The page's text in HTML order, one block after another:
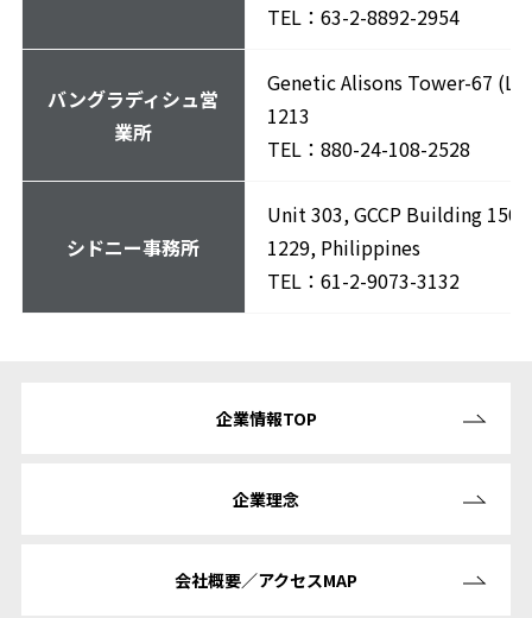
TEL：63-2-8892-2954
バングラディシュ営
業所
Genetic Alisons Tower-67
1213
TEL：880-24-108-2528
シドニー事務所
Unit 303, GCCP Building
1229, Philippines
TEL：61-2-9073-3132
企業情報TOP
企業理念
会社概要／アクセスMAP